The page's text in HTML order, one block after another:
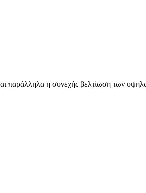
παράλληλα η συνεχής βελτίωση των